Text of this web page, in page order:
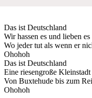
Das ist Deutschland
Wir hassen es und lieben es
Wo jeder tut als wenn er
Ohohoh
Das ist Deutschland
Eine riesengroße Kleinstadt
Von Buxtehude bis zum
Ohohoh